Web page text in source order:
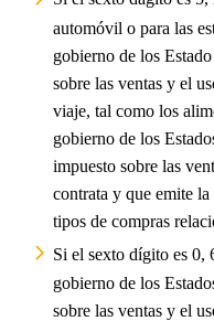
automóvil o para las
gobierno de los
sobre las ventas y el
viaje, tal como los
gobierno de los
impuesto sobre las
contrata y que emite
tipos de compras
Si el sexto dígito es 0,
gobierno de los
sobre las ventas y el